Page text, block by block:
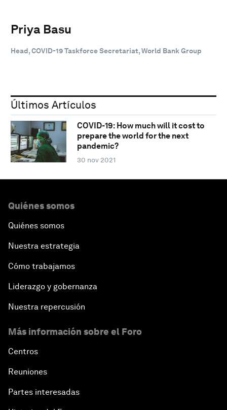
Priya Basu
Head, COVID-19 Taskforce Secretariat, World Bank Group
Últimos Artículos
COVID-19: How much will it cost to
prepare the world for the next
pandemic?
30 nov 2021
Quiénes somos
Quiénes somos
Nuestra estrategia
Cómo trabajamos
Liderazgo y gobernanza
Nuestra repercusión
Más información sobre el Foro
Centros
Reuniones
Partes interesadas